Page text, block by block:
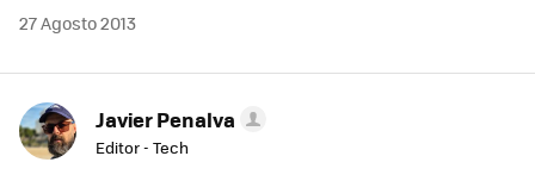
27 Agosto 2013
Javier Penalva
Editor - Tech